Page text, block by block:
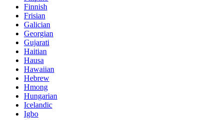
Finnish
Frisian
Galician
Georgian
Gujarati
Haitian
Hausa
Hawaiian
Hebrew
Hmong
Hungarian
Icelandic
Igbo